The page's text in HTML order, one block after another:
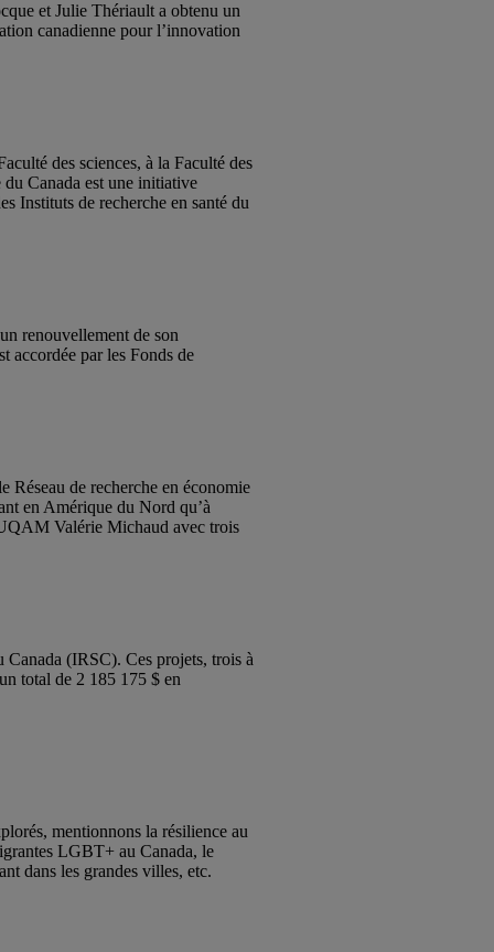
et Julie Thériault a obtenu un
canadienne pour l’innovation
des sciences, à la Faculté des
du Canada est une initiative
Instituts de recherche en santé du
renouvellement de son
accordée par les Fonds de
Réseau de recherche en économie
en Amérique du Nord qu’à
Valérie Michaud avec trois
Canada (IRSC). Ces projets, trois à
total de 2 185 175 $ en
mentionnons la résilience au
LGBT+ au Canada, le
dans les grandes villes, etc.